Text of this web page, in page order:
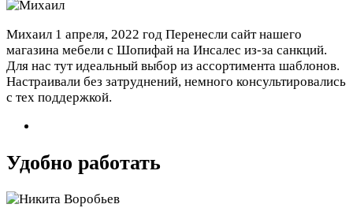
Михаил 1 апреля, 2022 год Перенесли сайт нашего
магазина мебели с Шопифай на Инсалес из-за санкций.
Для нас тут идеальный выбор из ассортимента шаблонов.
Настраивали без затруднений, немного консультировались
с тех поддержкой.
Удобно работать